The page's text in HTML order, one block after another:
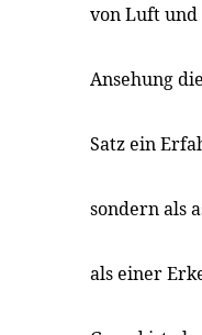
von Luft und
Ansehung
Satz ein
sondern als
als einer